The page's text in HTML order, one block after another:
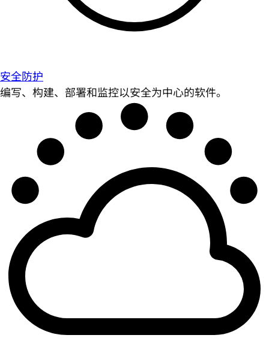
安全防护
编写、构建、部署和监控以安全为中心的软件。